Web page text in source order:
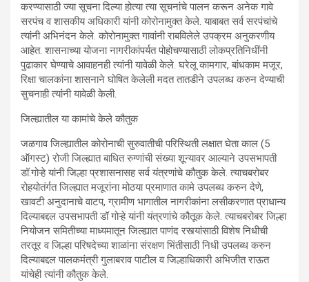
करण्यासाठी ज्या सूचना दिल्या होत्या त्या सूचनांचे पालन करून अनेक गावे
सरपंच व शासकीय अधिकारी यांनी कोरोनामुक्त केले. याबाबत सर्व सरपंचांचे
त्यांनी अभिनंदन केले. कोरोनामुक्त गावांनी राबविलेले उपक्रम अनुकरणीय
आहेत. शासनाच्या योजना नागरीकांपर्यत पोहोचण्यासाठी लोकप्रतिनिधींनी
पुढाकार घेण्याचे आवाहनही त्यांनी यावेळी केले. घरेलू कामगार, बांधकाम मजूर,
रिक्षा चालकांना शासनाने घोषित केलेली मदत तातडीने उपलब्ध करुन देण्याची
सुचनाही त्यांनी यावेळी केली.
जिल्ह्यातील या कामांचे केले कौतुक
जळगाव जिल्ह्यातील कोरोनाची सुरुवातीची परिस्थिती लक्षात घेता काल (5
ऑगस्ट) रोजी जिल्ह्यात बाधित रुग्णांची संख्या शून्यावर आल्याने उपसभापती
डॉ.गोऱ्हे यांनी जिल्हा प्रशासनासह सर्व यंत्रणांचे कौतुक केले. त्याचबरोबर
रोहयोतंर्गत जिल्ह्यात मजूरांना मोठया प्रमाणात कामे उपलब्ध करुन देणे,
खावटी अनुदानाचे वाटप, ग्रामीण भागातील नागरीकांना लसीकरणात प्राधान्य
दिल्याबद्दल उपसभापती डॉ गोऱ्हे यांनी यंत्रणांचे कौतूक केले. त्याचबरोबर जिल्हा
नियोजन समितीच्या माध्यमातून जिल्ह्यात पाणंद रस्त्यांसाठी विशेष निधीची
तरतूर व जिल्हा परिषदेच्या शाळांना संरक्षण भिंतीसाठी निधी उपलब्ध करुन
दिल्याबद्दल पालकमंत्री गुलाबराव पाटील व जिल्हाधिकारी अभिजीत राऊत
यांचेही त्यांनी कौतुक केले.